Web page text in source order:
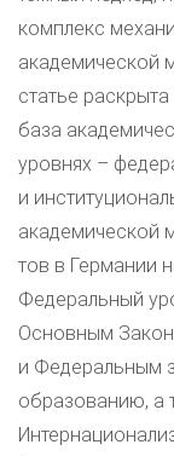
комплекс
академической
статье
база
уровнях –
и
академической
тов в Германии
Федеральный
Основным
и Федеральным
образованию, а